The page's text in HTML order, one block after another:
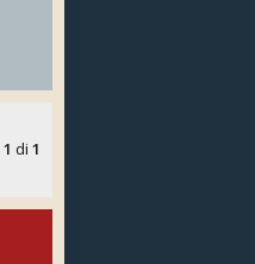
1 di 1